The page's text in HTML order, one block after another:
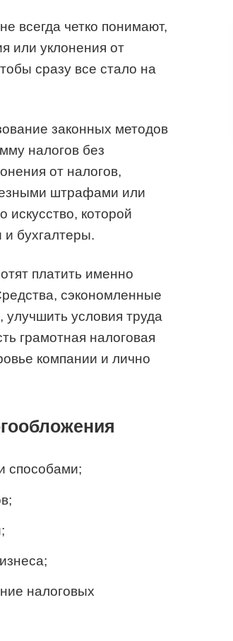
всегда четко понимают,
или уклонения от
сразу все стало на
законных методов
налогов без
от налогов,
штрафами или
искусство, которой
бухгалтеры.
платить именно
сэкономленные
условия труда
грамотная налоговая
компании и лично
способами;
налоговых